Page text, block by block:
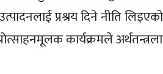
प्रश्रय दिने नीति
कार्यक्रमले